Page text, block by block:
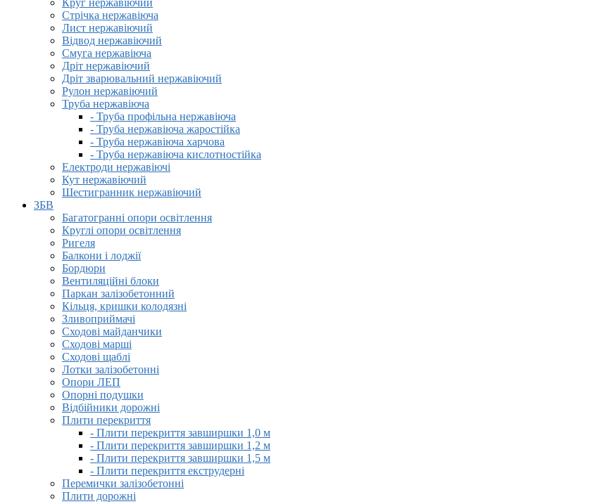
Круг нержавіючий
Стрічка нержавіюча
Лист нержавіючий
Відвод нержавіючий
Смуга нержавіюча
Дріт нержавіючий
Дріт зварювальний нержавіючий
Рулон нержавіючий
Труба нержавіюча
- Труба профільна нержавіюча
- Труба нержавіюча жаростійка
- Труба нержавіюча харчова
- Труба нержавіюча кислотностійка
Електроди нержавіючі
Кут нержавіючий
Шестигранник нержавіючий
ЗБВ
Багатогранні опори освітлення
Круглі опори освітлення
Ригеля
Балкони і лоджії
Бордюри
Вентиляційні блоки
Паркан залізобетонний
Кільця, кришки колодязні
Зливоприймачі
Сходові майданчики
Сходові марші
Сходові щаблі
Лотки залізобетонні
Опори ЛЕП
Опорні подушки
Відбійники дорожні
Плити перекриття
- Плити перекриття завширшки 1,0 м
- Плити перекриття завширшки 1,2 м
- Плити перекриття завширшки 1,5 м
- Плити перекриття екструдерні
Перемички залізобетонні
Плити дорожні